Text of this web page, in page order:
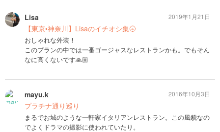
Lisa
【東京•神奈川】Lisaのイチオシ集🌝
おしゃれな外装！
このプランの中では一番ゴージャスなレストランかも。でもそん
なに高くないです🙏🏼
2019年1月21日
mayu.k
プラチナ通り巡り
まるでお城のような一軒家イタリアンレストラン。この風貌なの
でよくドラマの撮影に使われていたり。
2016年10月3日